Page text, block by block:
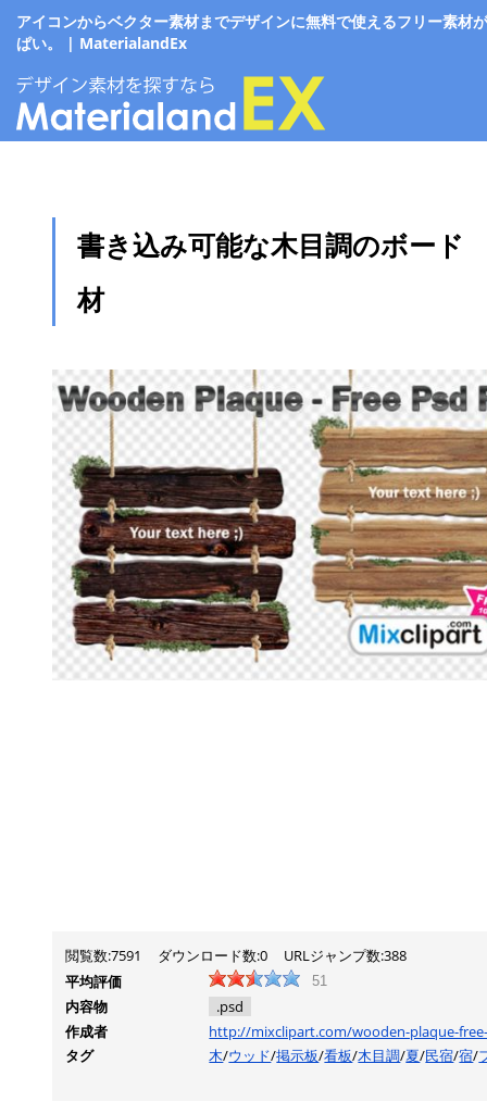
アイコンからベクター素材までデザインに無料で使えるフリー素材
ぱい。 | MaterialandEx
書き込み可能な木目調のボー
材
閲覧数:7591 ダウンロード数:0
URLジャンプ数:388
平均評価
51
内容物
.psd
作成者
http://mixclipart.com/wooden-plaque-
タグ
木/ウッド/掲示板/看板/木目調/夏/民宿/宿/